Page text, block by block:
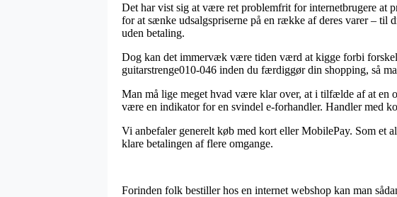
Det har vist sig at være ret problemfrit for internetbrugere at
for at sænke udsalgspriserne på en række af deres varer – til
uden betaling.
Dog kan det immervæk være tiden værd at kigge forbi
guitarstrenge010-046 inden du færdiggør din shopping, så
Man må lige meget hvad være klar over, at i tilfælde af at en
være en indikator for en svindel e-forhandler. Handler med
Vi anbefaler generelt køb med kort eller MobilePay. Som et
klare betalingen af flere omgange.
Forinden folk bestiller hos en internet webshop kan man